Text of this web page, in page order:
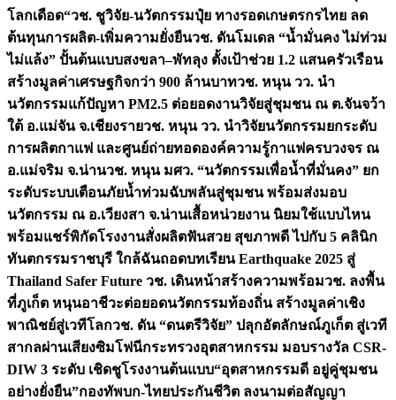
โลกเดือด“วช. ชูวิจัย-นวัตกรรมปุ๋ย ทางรอดเกษตรกรไทย ลด
ต้นทุนการผลิต-เพิ่มความยั่งยืนวช. ดันโมเดล “น้ำมั่นคง ไม่ท่วม
ไม่แล้ง” ปั้นต้นแบบสงขลา–พัทลุง ตั้งเป้าช่วย 1.2 แสนครัวเรือน
สร้างมูลค่าเศรษฐกิจกว่า 900 ล้านบาทวช. หนุน วว. นำ
นวัตกรรมแก้ปัญหา PM2.5 ต่อยอดงานวิจัยสู่ชุมชน ณ ต.จันจว้า
ใต้ อ.แม่จัน จ.เชียงรายวช. หนุน วว. นำวิจัยนวัตกรรมยกระดับ
การผลิตกาแฟ และศูนย์ถ่ายทอดองค์ความรู้กาแฟครบวงจร ณ
อ.แม่จริม จ.น่านวช. หนุน มศว. “นวัตกรรมเพื่อน้ำที่มั่นคง” ยก
ระดับระบบเตือนภัยน้ำท่วมฉับพลันสู่ชุมชน พร้อมส่งมอบ
นวัตกรรม ณ อ.เวียงสา จ.น่านเสื้อหน่วยงาน นิยมใช้แบบไหน
พร้อมแชร์พิกัดโรงงานสั่งผลิตฟันสวย สุขภาพดี ไปกับ 5 คลินิก
ทันตกรรมราชบุรี ใกล้ฉันถอดบทเรียน Earthquake 2025 สู่
Thailand Safer Future วช. เดินหน้าสร้างความพร้อมวช. ลงพื้น
ที่ภูเก็ต หนุนอาชีวะต่อยอดนวัตกรรมท้องถิ่น สร้างมูลค่าเชิง
พาณิชย์สู่เวทีโลกวช. ดัน “ดนตรีวิจัย” ปลุกอัตลักษณ์ภูเก็ต สู่เวที
สากลผ่านเสียงซิมโฟนีกระทรวงอุตสาหกรรม มอบรางวัล CSR-
DIW 3 ระดับ เชิดชูโรงงานต้นแบบ“อุตสาหกรรมดี อยู่คู่ชุมชน
อย่างยั่งยืน”กองทัพบก-ไทยประกันชีวิต ลงนามต่อสัญญา